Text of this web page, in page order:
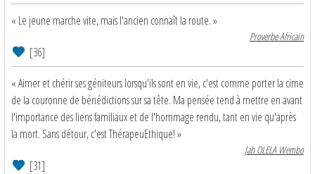
« Le jeune marche vite, mais l'ancien connaît la route. »
Proverbe Africain
[36]
« Aimer et chérir ses géniteurs lorsqu'ils sont en vie, c'est comme porter la cime
de la couronne de bénédictions sur sa tête. Ma pensée tend à mettre en avant
l'importance des liens familiaux et de l'hommage rendu, tant en vie qu'après
la mort. Sans détour, c'est ThérapeuEthique! »
Jah OLELA Wembo
[31]